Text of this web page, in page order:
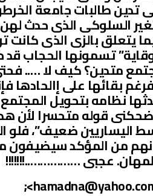
تدين طالبات جامعة
السلوكى الذى حدث
يتعلق بالزى الذى كانت
تسمونها الحجاب
متدين؟ كيف لا ….. فحتى
بقائها على إالحادها
نظامه بتحويل
قوله متحسرا لأن
اليساريين ضعيف”، فلو
من المؤكد سيضيفون
عجبى ……………..!!!!!!!
;